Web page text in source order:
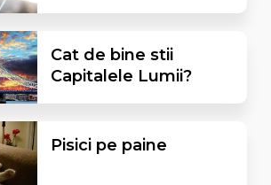
Cat de bine stii
Capitalele Lumii?
Pisici pe paine